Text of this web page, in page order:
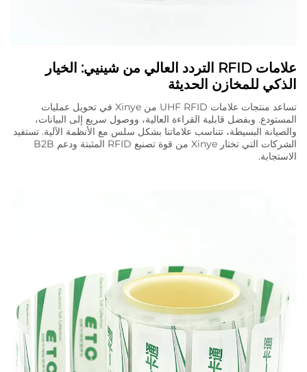
علامات RFID التردد العالي من شينيي: الخيار
الذكي للمخازن الحديثة
تساعد منتجات علامات UHF RFID من Xinye في تحويل عمليات
المستودع. وبفضل قابلية القراءة العالية، ووصول سريع إلى البيانات،
والصيانة البسيطة، تتناسب علاماتنا بشكل سلس مع الأنظمة الآلية. تستفيد
الشركات التي تختار Xinye من قوة تصنيع RFID المثبتة ودعم B2B
الاستجابة.